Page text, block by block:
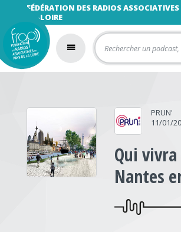
FÉDÉRATION DES RADIOS
LA-LOIRE
PRUN'
11/01/
Qui vivra
Nantes